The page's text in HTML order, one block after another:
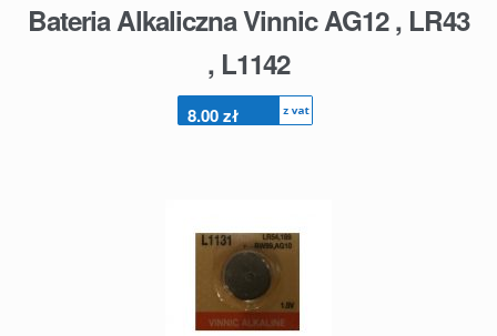
Bateria Alkaliczna Vinnic AG12 , LR43
, L1142
8.00zł